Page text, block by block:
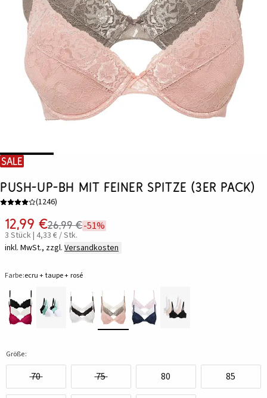
SALE
Push-up-BH mit feiner Spitze (3er Pack)
(1246)
12,99 €26,99 €-51%
3 Stück | 4,33 € / Stk.
inkl. MwSt., zzgl. Versandkosten
Farbe:ecru + taupe + rosé
Größe:
70 75 80 85